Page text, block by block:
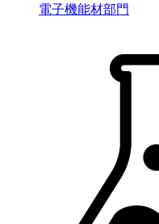
電子機能材部門